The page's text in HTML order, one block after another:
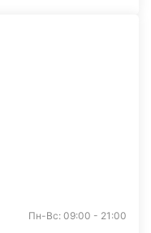
Пн-Вс: 09:00 - 21:00